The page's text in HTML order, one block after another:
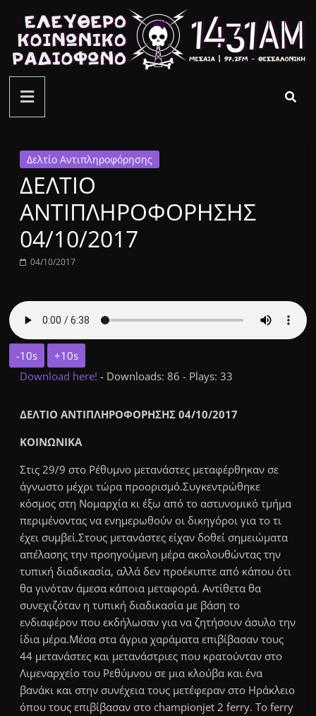
περιεχόμενο
ελεύθερο
κοινωνικό
ραδιόφωνο
1431AM
Δελτίο Αντιπληροφόρησης
ΔΕΛΤΙΟ
ΑΝΤΙΠΛΗΡΟΦΟΡΗΣΗΣ
04/10/2017
04/10/2017
-10s
+10s
Download here!- Downloads: 86 - Plays: 33
ΔΕΛΤΙΟ ΑΝΤΙΠΛΗΡΟΦΟΡΗΣΗΣ 04/10/2017
ΚΟΙΝΩΝΙΚΑ
Στις 29/9 στο Ρέθυμνο μετανάστες μεταφέρθηκαν σε
άγνωστο μέχρι τώρα προορισμό.Συγκεντρώθηκε
κόσμος στη Νομαρχία κι έξω από το αστυνομικό τμήμα
περιμένοντας να ενημερωθούν οι δικηγόροι για το τι
έχει συμβεί.Στους μετανάστες είχαν δοθεί σημειώματα
απέλασης την προηγούμενη μέρα ακολουθώντας την
τυπική διαδικασία, αλλά δεν προέκυπτε από κάπου ότι
θα γινόταν άμεσα κάποια μεταφορά. Αντίθετα θα
συνεχιζόταν η τυπική διαδικασία με βάση το
ενδιαφέρον που εκδήλωσαν για να ζητήσουν άσυλο την
ίδια μέρα.Μέσα στα άγρια χαράματα επιβίβασαν τους
44 μετανάστες και μετανάστριες που κρατούνταν στο
Λιμεναρχείο του Ρεθύμνου σε μια κλούβα και ένα
βανάκι και στην συνέχεια τους μετέφεραν στο Ηράκλειο
όπου τους επιβίβασαν στο championjet 2 ferry. To ferry